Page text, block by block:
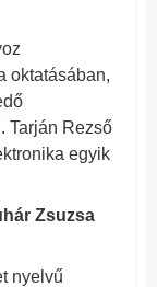
oktatásában,
Tarján Rezső
egyik
Zsuzsa
nyelvű